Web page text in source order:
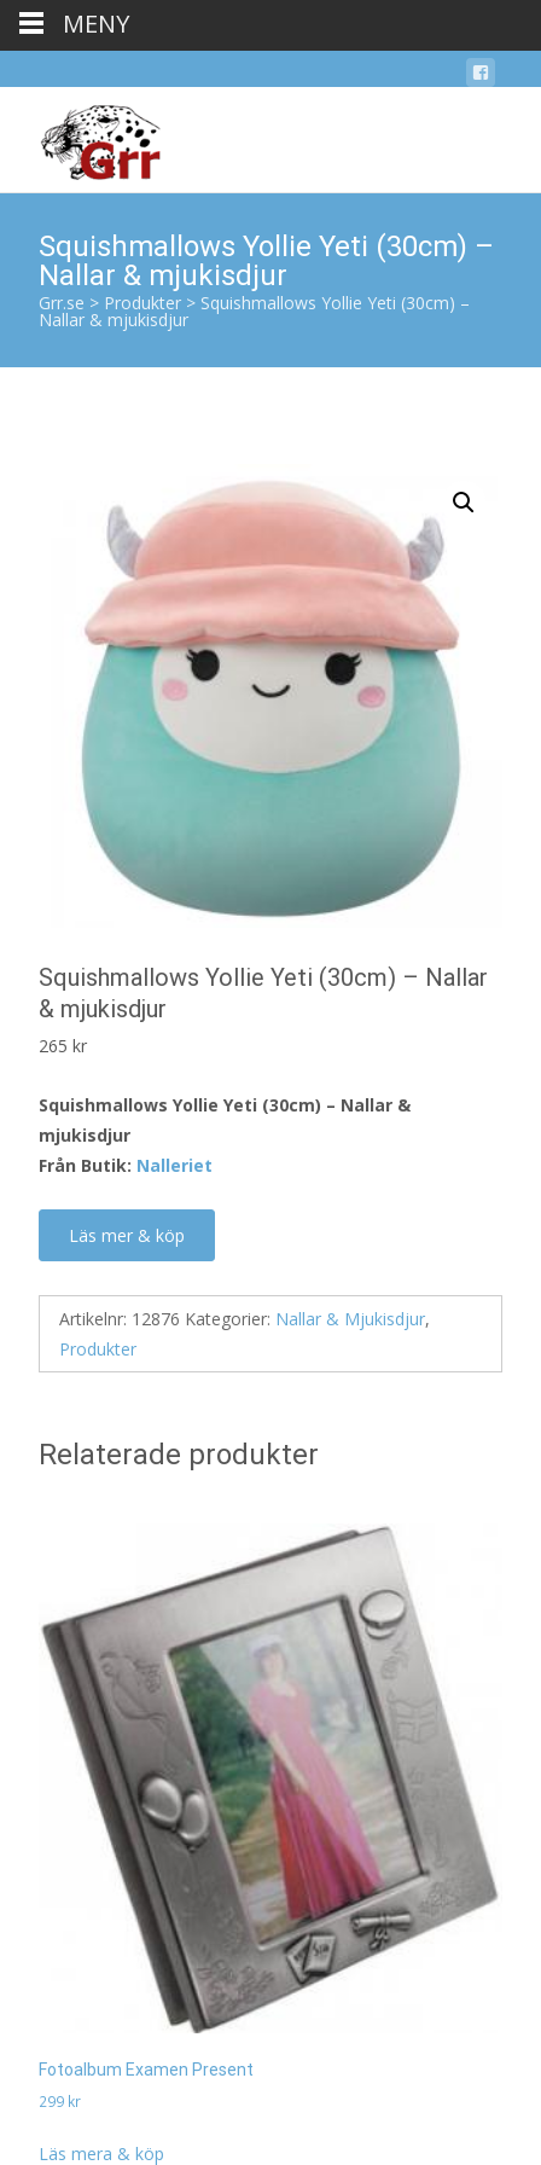
Squishmallows Yollie Yeti (30cm) –
Nallar & mjukisdjur
Grr.se > Produkter > Squishmallows Yollie Yeti (30cm) –
Nallar & mjukisdjur
Squishmallows Yollie Yeti (30cm) – Nallar
& mjukisdjur
265 kr
Squishmallows Yollie Yeti (30cm) – Nallar &
mjukisdjur
Från Butik: Nalleriet
Läs mer & köp
Artikelnr: 12876 Kategorier: Nallar & Mjukisdjur,
Produkter
Relaterade produkter
Fotoalbum Examen Present
299 kr
Läs mera & köp
MENY